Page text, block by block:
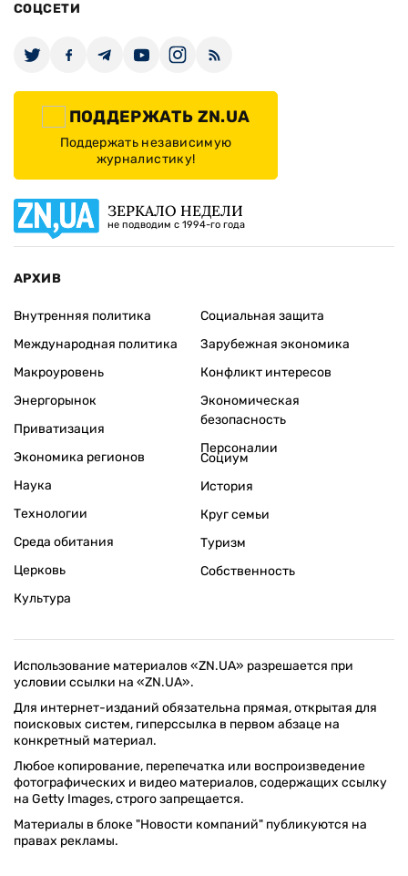
СОЦСЕТИ
ПОДДЕРЖАТЬ ZN.UA
Поддержать независимую
журналистику!
ЗЕРКАЛО НЕДЕЛИ
не подводим с 1994-го года
АРХИВ
Внутренняя политика
Международная политика
Макроуровень
Энергорынок
Приватизация
Экономика регионов
Социальная защита
Зарубежная экономика
Конфликт интересов
Экономическая
безопасность
Персоналии
Наука
Технологии
Среда обитания
Церковь
Культура
Социум
История
Круг семьи
Туризм
Собственность
Использование материалов «ZN.UA» разрешается при
условии ссылки на «ZN.UA».
Для интернет-изданий обязательна прямая, открытая для
поисковых систем, гиперссылка в первом абзаце на
конкретный материал.
Любое копирование, перепечатка или воспроизведение
фотографических и видео материалов, содержащих ссылку
на Getty Images, строго запрещается.
Материалы в блоке "Новости компаний" публикуются на
правах рекламы.